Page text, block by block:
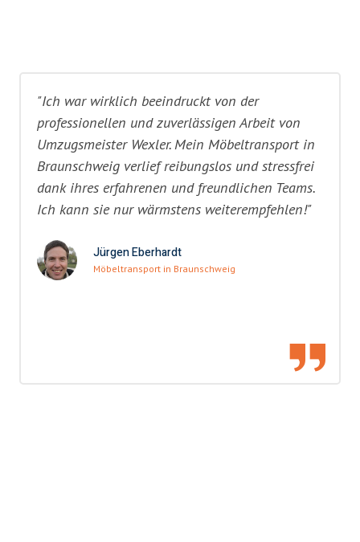
"Ich war wirklich beeindruckt von der
professionellen und zuverlässigen Arbeit von
Umzugsmeister Wexler. Mein Möbeltransport in
Braunschweig verlief reibungslos und stressfrei
dank ihres erfahrenen und freundlichen Teams.
Ich kann sie nur wärmstens weiterempfehlen!"
Jürgen Eberhardt
Möbeltransport in Braunschweig